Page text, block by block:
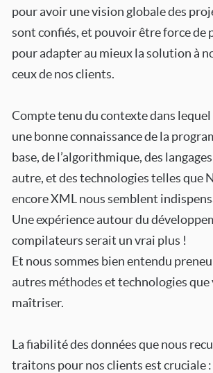
pour avoir une vision globale des
sont confiés, et pouvoir être force de
pour adapter au mieux la solution à
ceux de nos clients.
Compte tenu du contexte dans
une bonne connaissance de la
base, de l’algorithmique, des
autre, et des technologies telles que
encore XML nous semblent
Une expérience autour du
compilateurs serait un vrai plus !
Et nous sommes bien entendu
autres méthodes et technologies
maîtriser.
La fiabilité des données que nous
traitons pour nos clients est cruciale